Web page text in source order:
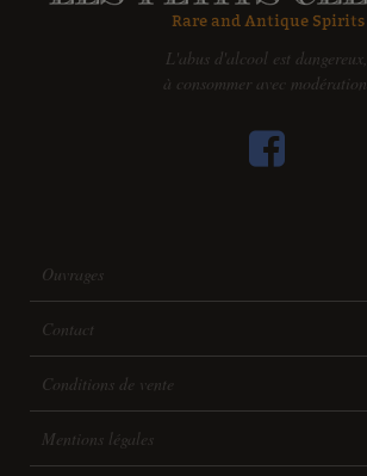
L'abus d'alcool est dangereux,
à consommer avec modération.
Ouvrages
Contact
Conditions de vente
Mentions légales